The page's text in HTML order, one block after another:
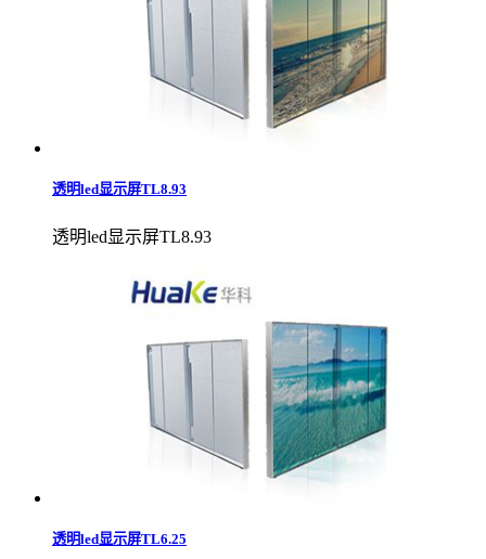
透明led显示屏TL8.93
透明led显示屏TL8.93
透明led显示屏TL6.25